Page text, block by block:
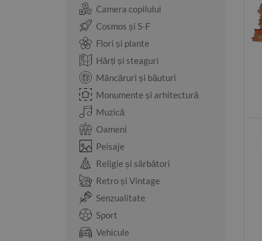
Camera copilului
Cosmos și S-F
Flori și plante
Hărți și steaguri
Mâncăruri și băuturi
Monumente și arhitectură
Muzică
Oameni
Peisaje
Religie și sărbători
Retro și Vintage
Senzualitate
Sport
Vehicule